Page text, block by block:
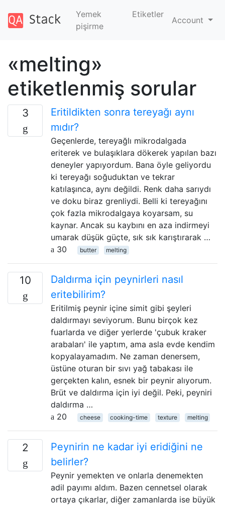
Yemek
pişirme
Etiketler
Account
«melting»
etiketlenmiş sorular
3
Eritildikten sonra tereyağı aynı
mıdır?
Geçenlerde, tereyağlı mikrodalgada
eriterek ve bulaşıklara dökerek yapılan bazı
deneyler yapıyordum. Bana öyle geliyordu
ki tereyağı soğuduktan ve tekrar
katılaşınca, aynı değildi. Renk daha sarıydı
ve doku biraz grenliydi. Belli ki tereyağını
çok fazla mikrodalgaya koyarsam, su
kaynar. Ancak su kaybını en aza indirmeyi
umarak düşük güçte, sık sık karıştırarak …
30
butter melting
10
Daldırma için peynirleri nasıl
eritebilirim?
Eritilmiş peynir içine simit gibi şeyleri
daldırmayı seviyorum. Bunu birçok kez
fuarlarda ve diğer yerlerde 'çubuk kraker
arabaları' ile yaptım, ama asla evde kendim
kopyalayamadım. Ne zaman denersem,
üstüne oturan bir sıvı yağ tabakası ile
gerçekten kalın, esnek bir peynir alıyorum.
Brüt ve daldırma için iyi değil. Peki, peyniri
daldırma …
20
cheese cooking-time texture melting
2
Peynirin ne kadar iyi eridiğini ne
belirler?
Peynir yemekten ve onlarla denemekten
adil payımı aldım. Bazen cennetsel olarak
ortaya çıkarlar, diğer zamanlarda ise büyük